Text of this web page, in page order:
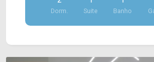
aproveitamento dos espaços,
posição de sol da tarde favorece a
Dorm. Suite Banho